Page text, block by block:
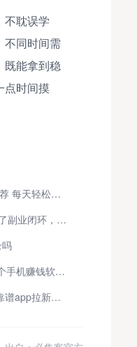
不耽误学
不同时间需
既能拿到稳
点时间摸
零基础新手必看的零投入网上赚钱副业推荐 每天轻松增收
上班族副业推荐：靠闲鱼赚了25w，跑通了副业闭环，原来普通人也能不靠工资生活
在手机上怎么赚钱才能一天50以上？这6个手机赚钱软件app你一定要知道!
2026年推广app接单网有哪些？分享3大靠谱app拉新一手渠道商